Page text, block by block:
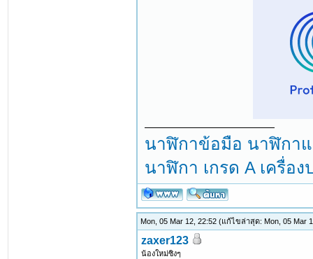
นาฬิกาข้อมือ นาฬิกา
นาฬิกา เกรด A เครื่อ
Mon, 05 Mar 12, 22:52(แก้ไขล่าสุด: Mon, 05 Mar
zaxer123
น้องใหม่ซิงๆ